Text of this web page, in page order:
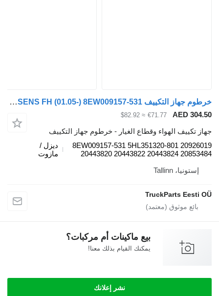
خرطوم جهاز التكييف VOLVO,NISSENS FH (01.05-) 8EW009157-531 لـ السيارات القاطرة Volvo FH12, FH16, NH12, FH, VNL780 (1993-2014)
AED
€71.77
≈ $82.92
تكييف الهواء وقطاع الغيار - خرطوم جهاز التكييف
8EW009157-531 5HL351320-801
20443820 20443822 20443824
ديزل /
مازوت
إستونيا، Tallinn
TruckParts Eesti
بيع ماكينات أم مركبات؟
يمكنك القيام بذلك معنا!
نشر إعلانك